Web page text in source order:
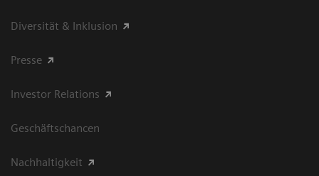
Diversität & Inklusion
Presse
Investor Relations
Geschäftschancen
Nachhaltigkeit